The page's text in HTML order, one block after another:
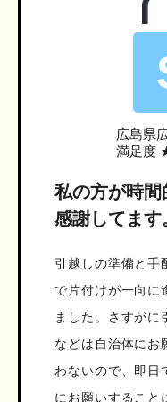
広島県
満足
私の方が時
感謝してます
引越しの準備と手
で片付けが一向に
ました。さすがに
などは自治体にお
わないので、即日
にお願いすること